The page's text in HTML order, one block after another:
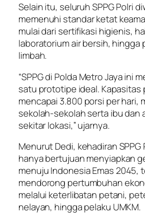
Selain itu, seluruh SPPG Polri
memenuhi standar ketat
mulai dari sertifikasi higienis,
laboratorium air bersih, hingga
limbah.
“SPPG di Polda Metro Jaya ini
satu prototipe ideal. Kapasitas
mencapai 3.800 porsi per hari,
sekolah-sekolah serta ibu dan
sekitar lokasi,” ujarnya.
Menurut Dedi, kehadiran SPPG
hanya bertujuan menyiapkan
menuju Indonesia Emas 2045,
mendorong pertumbuhan
melalui keterlibatan petani,
nelayan, hingga pelaku UMKM.